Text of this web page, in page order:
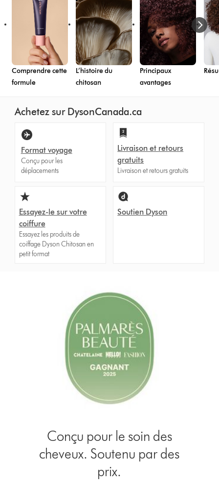
Comprendre cette
formule
L’histoire du
chitosan
Principaux
avantages
Achetez sur DysonCanada.ca
Format voyage
Conçu pour les
déplacements
Livraison et retours
gratuits
Livraison et retours gratuits
Essayez-le sur votre
coiffure
Essayez les produits de
coiffage Dyson Chitosan en
petit format
Soutien Dyson
Conçu pour le soin des
cheveux. Soutenu par des
prix.